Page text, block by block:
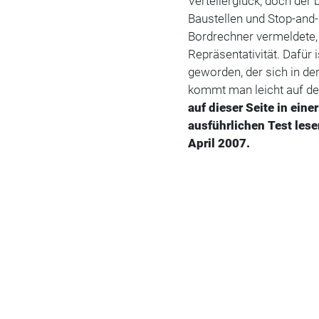
Baustellen und Stop-
Bordrechner
Repräsentativität. Dafür
geworden, der sich in
kommt man leicht auf
auf dieser Seite in
ausführlichen Test
April 2007.